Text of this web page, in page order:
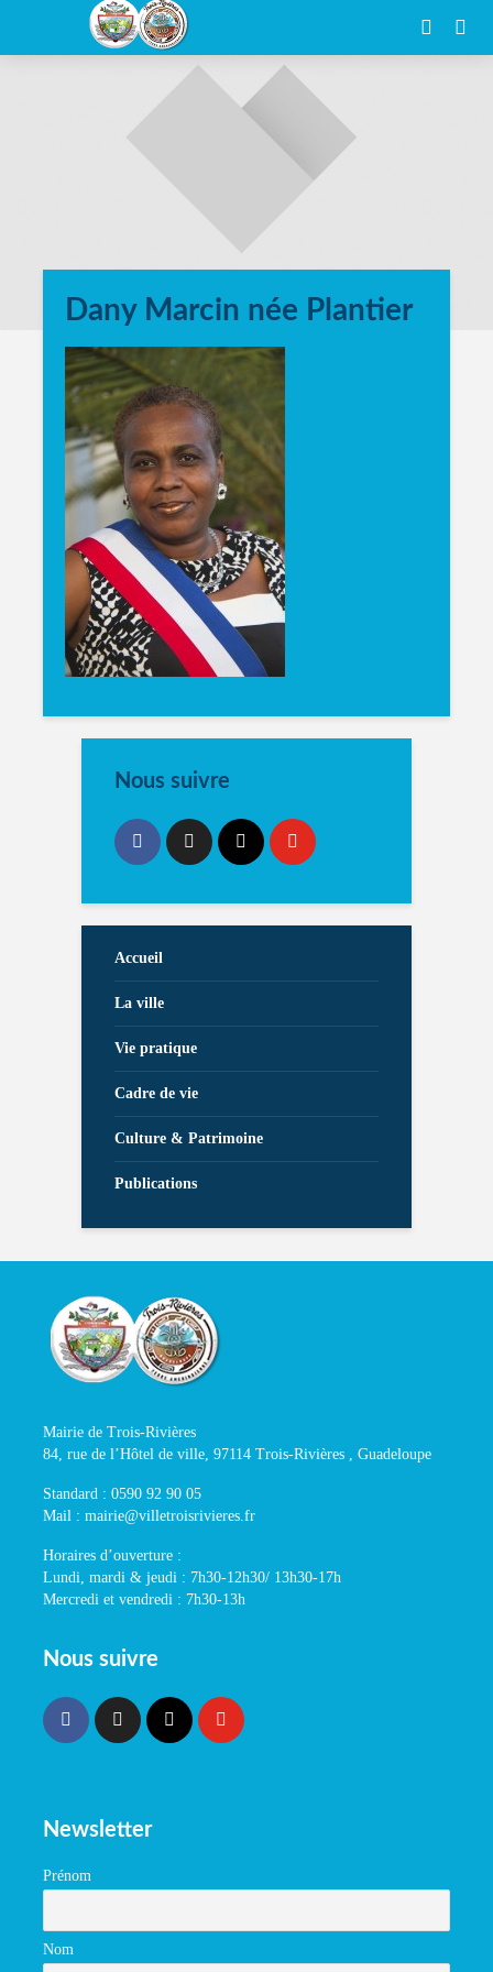
Dany Marcin née Plantier
Nous suivre
Accueil
La ville
Vie pratique
Cadre de vie
Culture & Patrimoine
Publications
Mairie de Trois-Rivières
84, rue de l’Hôtel de ville, 97114 Trois-Rivières , Guadeloupe
Standard : 0590 92 90 05
Mail : mairie@villetroisrivieres.fr
Horaires d’ouverture :
Lundi, mardi & jeudi : 7h30-12h30/ 13h30-17h
Mercredi et vendredi : 7h30-13h
Nous suivre
Newsletter
Prénom
Nom